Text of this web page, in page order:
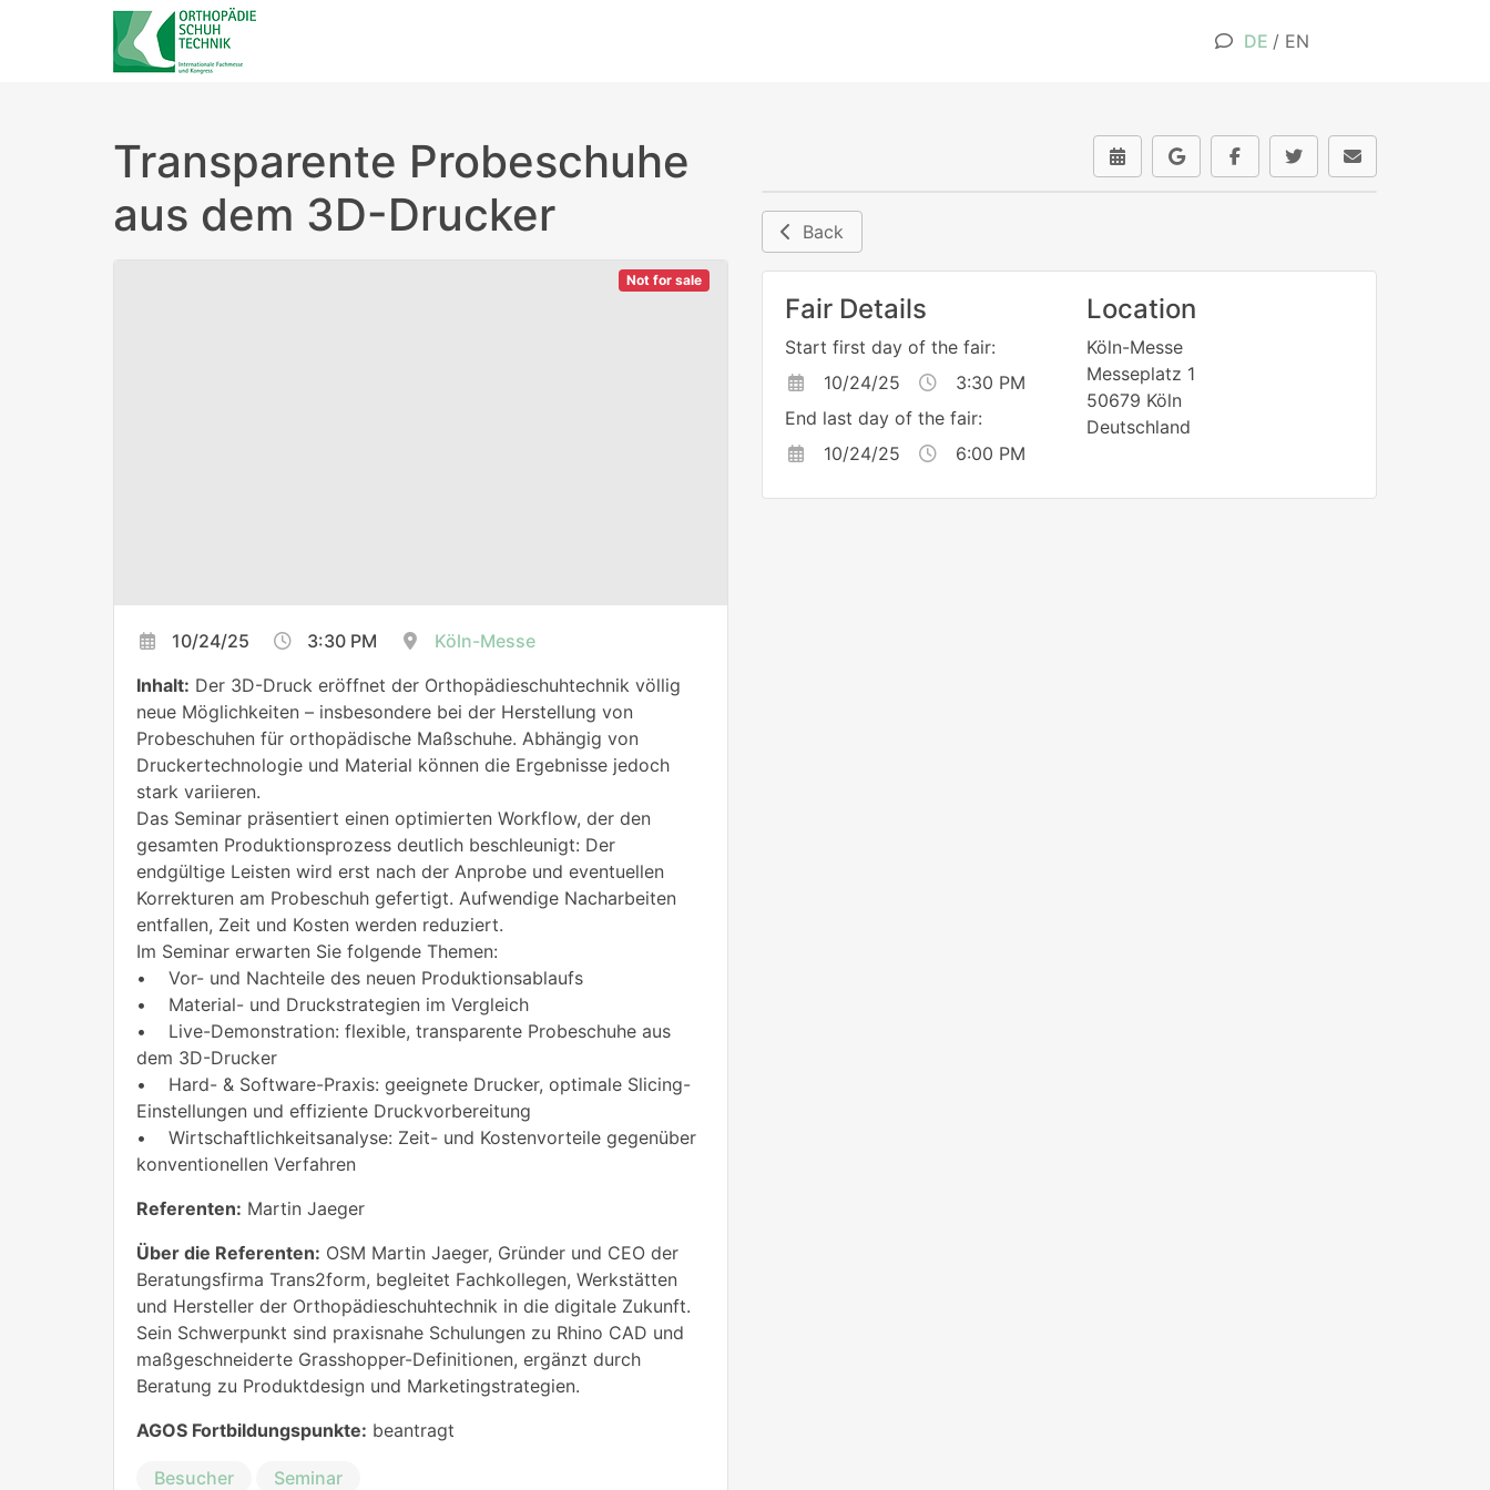
DE / EN
Transparente Probeschuhe
aus dem 3D-Drucker
Not for sale
10/24/25 3:30 PM
Köln-Messe
Inhalt: Der 3D-Druck eröffnet der Orthopädieschuhtechnik völlig
neue Möglichkeiten – insbesondere bei der Herstellung von
Probeschuhen für orthopädische Maßschuhe. Abhängig von
Druckertechnologie und Material können die Ergebnisse jedoch
stark variieren.
Das Seminar präsentiert einen optimierten Workflow, der den
gesamten Produktionsprozess deutlich beschleunigt: Der
endgültige Leisten wird erst nach der Anprobe und eventuellen
Korrekturen am Probeschuh gefertigt. Aufwendige Nacharbeiten
entfallen, Zeit und Kosten werden reduziert.
Im Seminar erwarten Sie folgende Themen:
• Vor- und Nachteile des neuen Produktionsablaufs
• Material- und Druckstrategien im Vergleich
• Live-Demonstration: flexible, transparente Probeschuhe aus
dem 3D-Drucker
• Hard- & Software-Praxis: geeignete Drucker, optimale Slicing-
Einstellungen und effiziente Druckvorbereitung
• Wirtschaftlichkeitsanalyse: Zeit- und Kostenvorteile gegenüber
konventionellen Verfahren
Referenten: Martin Jaeger
Über die Referenten: OSM Martin Jaeger, Gründer und CEO der
Beratungsfirma Trans2form, begleitet Fachkollegen, Werkstätten
und Hersteller der Orthopädieschuhtechnik in die digitale Zukunft.
Sein Schwerpunkt sind praxisnahe Schulungen zu Rhino CAD und
maßgeschneiderte Grasshopper-Definitionen, ergänzt durch
Beratung zu Produktdesign und Marketingstrategien.
AGOS Fortbildungspunkte: beantragt
Besucher Seminar
Back
Fair Details
Start first day of the fair:
10/24/25
3:30 PM
End last day of the fair:
10/24/25
6:00 PM
Location
Köln-Messe
Messeplatz 1
50679 Köln
Deutschland